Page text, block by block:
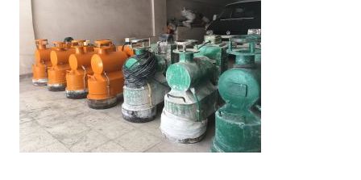
işini
itina
yapıyoruz.